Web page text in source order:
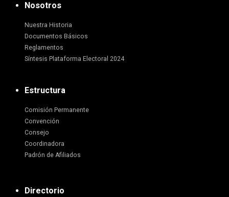
Nosotros
Nuestra Historia
Documentos Básicos
Reglamentos
Síntesis Plataforma Electoral 2024
Estructura
Comisión Permanente
Convención
Consejo
Coordinadora
Padrón de Afiliados
Directorio